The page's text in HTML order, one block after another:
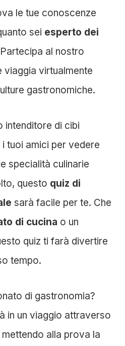
le tue conoscenze
sei esperto dei
al nostro
viaggia virtualmente
gastronomiche.
intenditore di cibi
tuoi amici per vedere
specialità culinarie
questo quiz di
sarà facile per te. Che
di cucina o un
quiz ti farà divertire
tempo.
di gastronomia?
in un viaggio attraverso
mettendo alla prova la